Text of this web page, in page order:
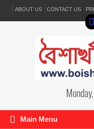
ABOUT US CONTACT US
Main Menu